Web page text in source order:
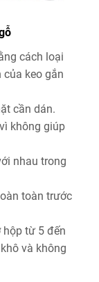
cách loại
keo gắn
cần dán.
không giúp
nhau trong
toàn trước
từ 5 đến
và không